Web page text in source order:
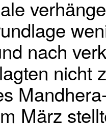
nach
nicht
März